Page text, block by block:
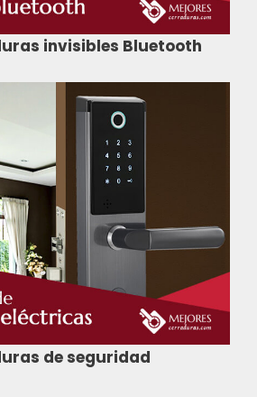
invisibles Bluetooth
de seguridad